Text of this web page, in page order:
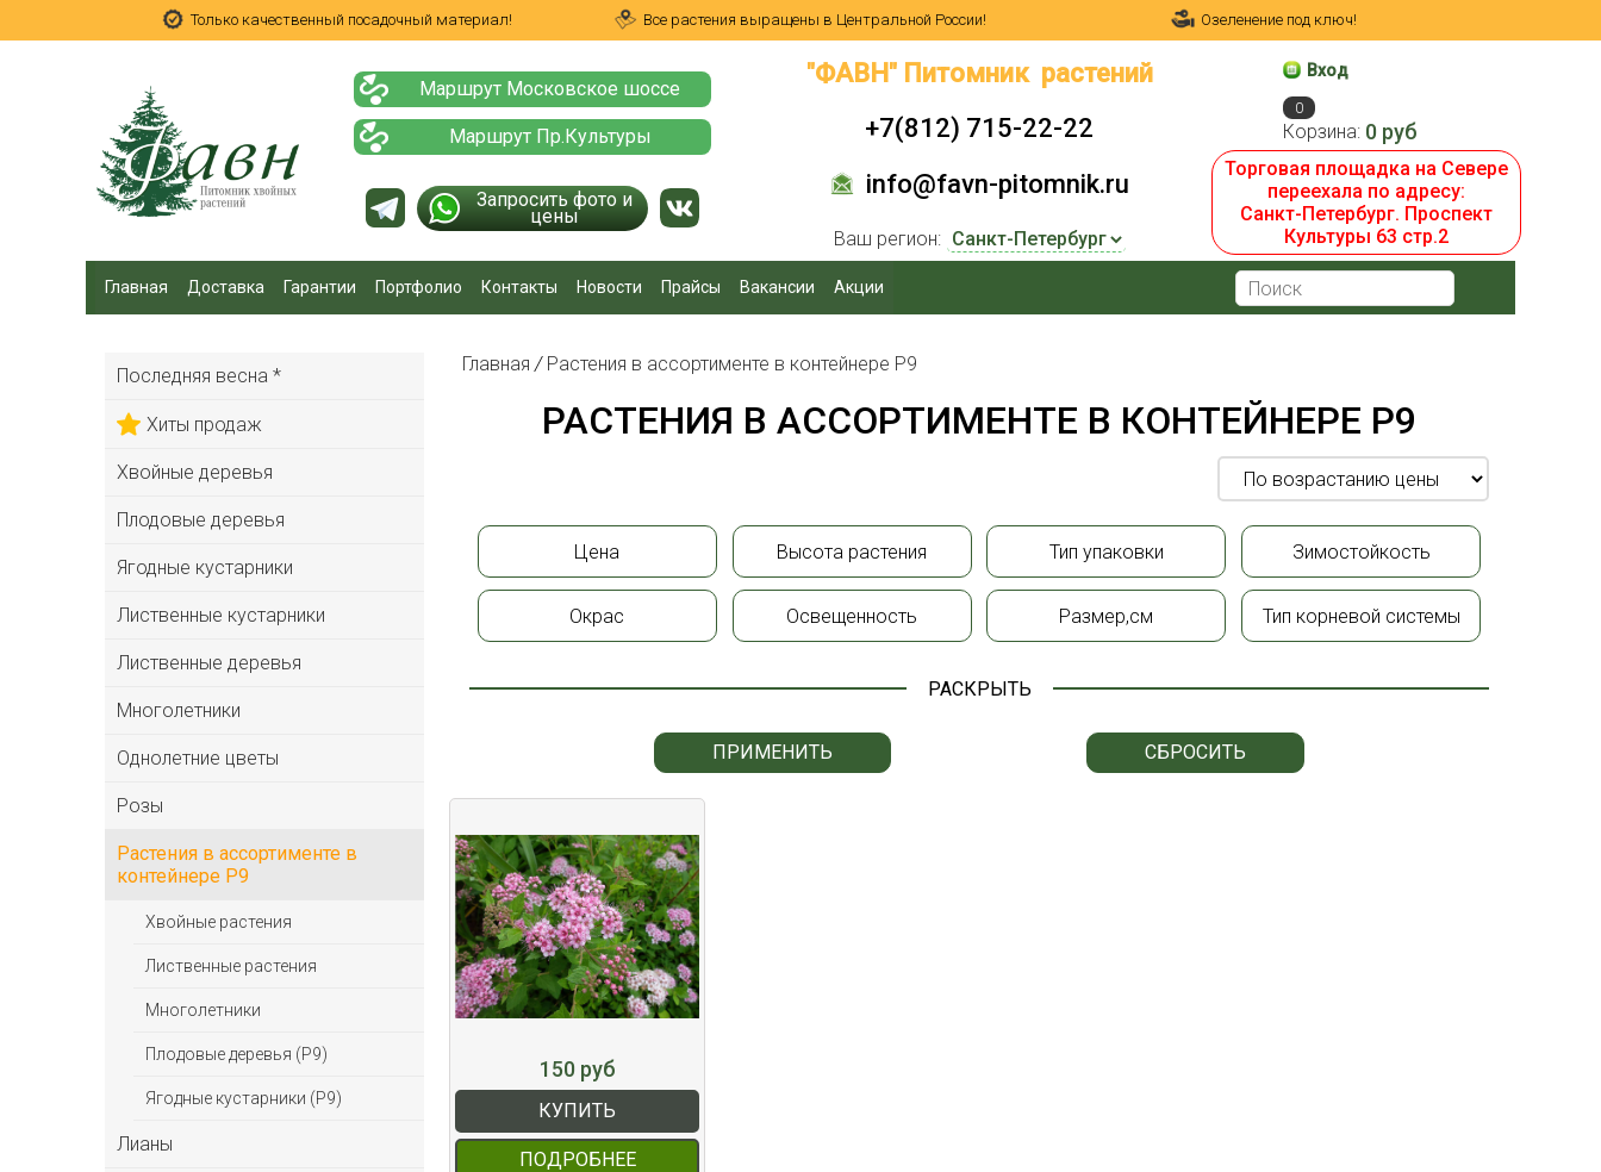
Только качественный посадочный материал! Все растения выращены в Центральной России! Озеленение под ключ!
Маршрут Московское шоссе
Маршрут Пр.Культуры
Запросить фото и
цены
"ФАВН" Питомник растений
+7(812) 715-22-22
info@favn-pitomnik.ru
Ваш регион:
Вход
0
Корзина: 0 руб
Торговая площадка на Севере
переехала по адресу:
Санкт-Петербург. Проспект
Культуры 63 стр.2
Главная Доставка Гарантии Портфолио Контакты Новости Прайсы Вакансии Акции
Последняя весна *
Хиты продаж
Хвойные деревья
Плодовые деревья
Ягодные кустарники
Лиственные кустарники
Лиственные деревья
Многолетники
Однолетние цветы
Розы
Растения в ассортименте в
контейнере P9
Хвойные растения
Лиственные растения
Многолетники
Плодовые деревья (Р9)
Ягодные кустарники (Р9)
Лианы
Главная / Растения в ассортименте в контейнере P9
РАСТЕНИЯ В АССОРТИМЕНТЕ В КОНТЕЙНЕРЕ P9
Цена Высота растения Тип упаковки Зимостойкость
Окрас Освещенность Размер,см Тип корневой системы
РАСКРЫТЬ
ПРИМЕНИТЬ СБРОСИТЬ
150 руб
КУПИТЬ
ПОДРОБНЕЕ